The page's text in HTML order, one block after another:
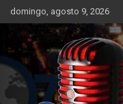
Skip
to
content
domingo, agosto 9, 2026